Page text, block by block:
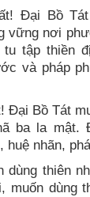
Đại Bồ
vững nơi
tập thiền
và pháp
Đại Bồ Tát
ba la mật.
huệ nhãn,
dùng thiên
muốn dùng